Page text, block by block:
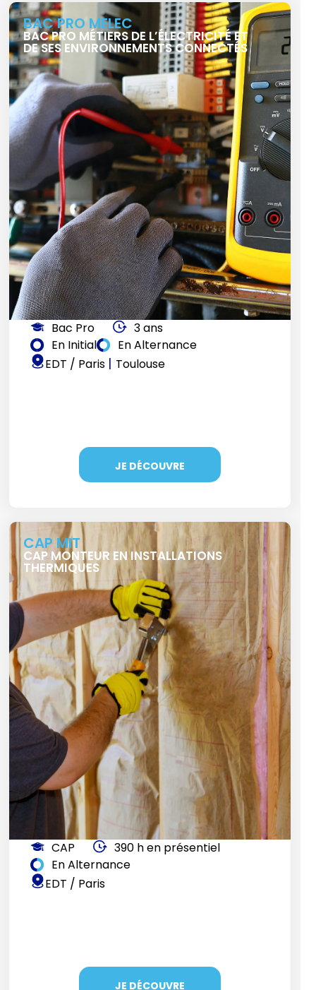
BAC PRO MELEC
BAC PRO MÉTIERS DE L’ÉLECTRICITÉ ET
DE SES ENVIRONNEMENTS CONNECTÉS
Bac Pro
3 ans
En Initial
En Alternance
EDT / Paris | Toulouse
JE DÉCOUVRE
CAP MIT
CAP MONTEUR EN INSTALLATIONS
THERMIQUES
CAP
390 h en présentiel
En Alternance
EDT / Paris
JE DÉCOUVRE